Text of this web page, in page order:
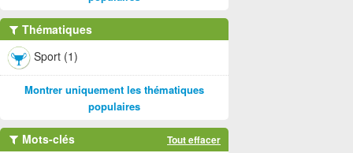
Thématiques
Sport (1)
Montrer uniquement les thématiques
populaires
Mots-clés Tout effacer